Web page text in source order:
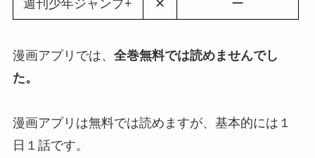
週刊少年ジャンプ+ ✕ ー
漫画アプリでは、 全巻無料では読めませんでし
た。
漫画アプリは無料では読めますが、基本的には１
日１話です。